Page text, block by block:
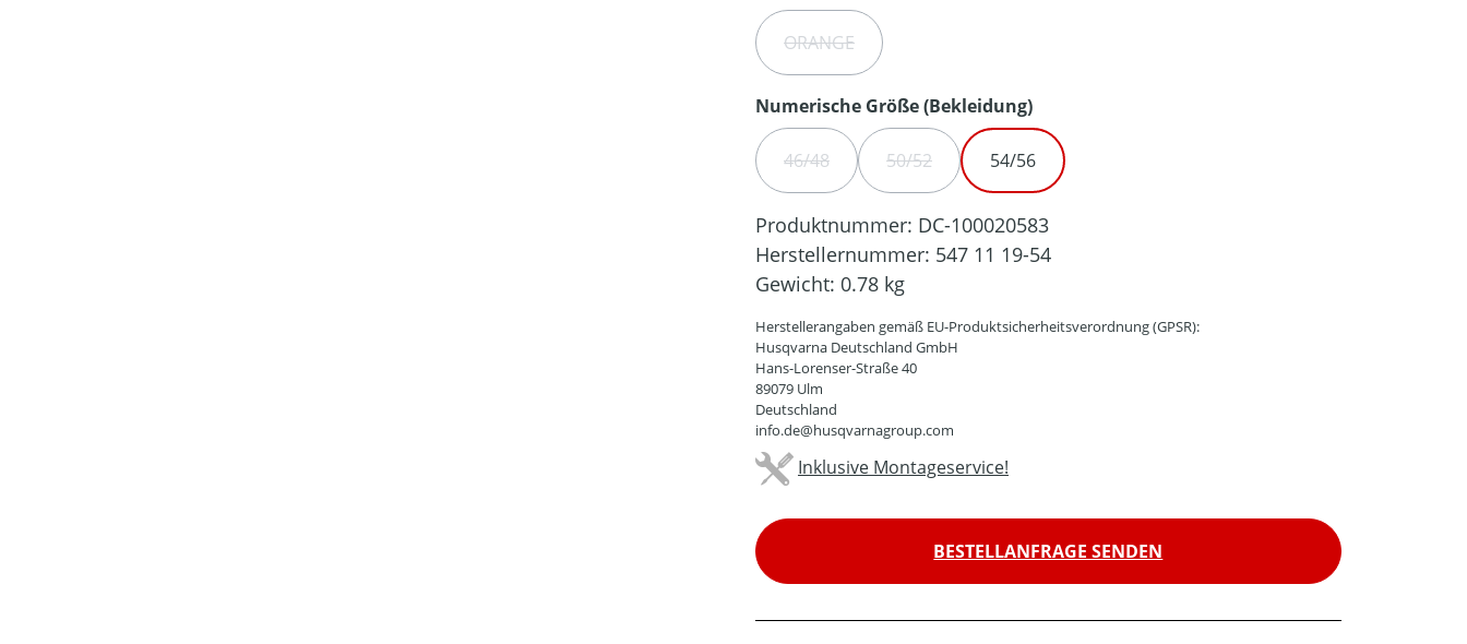
ORANGE(DIESE OPTION IST ZURZEIT NICHT VERFÜGBAR.)
Numerische Größe (Bekleidung)auswählen
46/48(DIESE OPTION IST ZURZEIT NICHT VERFÜGBAR.)
50/52(DIESE OPTION IST ZURZEIT NICHT VERFÜGBAR.)
54/56
Produktnummer: DC-100020583
Herstellernummer: 547 11 19-54
Gewicht: 0.78 kg
Herstellerangaben gemäß EU-Produktsicherheitsverordnung (GPSR):
Husqvarna Deutschland GmbH
Hans-Lorenser-Straße 40
89079 Ulm
Deutschland
info.de@husqvarnagroup.com
Inklusive Montageservice!
BESTELLANFRAGE SENDEN